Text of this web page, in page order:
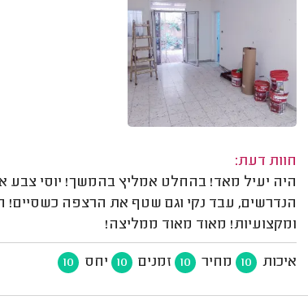
חוות דעת:
הנדרשים, עבד נקי וגם שטף את הרצפה כשסיים!
ומקצועיות! מאוד מאוד ממליצה!
איכות 10 מחיר 10 זמנים 10 יחס 10